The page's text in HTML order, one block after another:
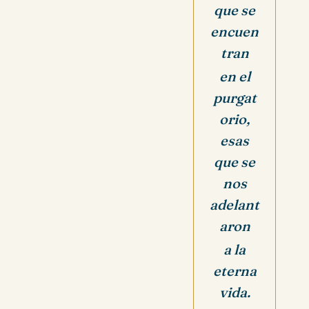
que se
encuen
tran
en el
purgat
orio,
esas
que se
nos
adelant
aron
a la
eterna
vida.